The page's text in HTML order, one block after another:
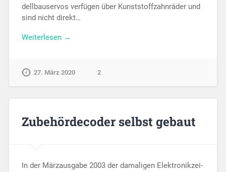
dell­bau­ser­vos ver­fü­gen über Kunst­­stoff­zahnräder und
sind nicht di­rekt…
Weiterlesen →
27. März 2020 2
Zubehördecoder selbst gebaut
In der Märzausgabe 2003 der damaligen Elek­tronik­zei­